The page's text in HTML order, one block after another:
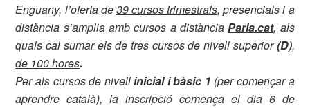
Enguany, l’oferta de39 cursos trimestrals, presencials i a
distància s’amplia amb cursos a distànciaParla.cat, als
quals cal sumar els de tres cursos de nivell superior(D),
de 100 hores.
Per als cursos de nivellinicial i bàsic 1 (per començar a
aprendre català), la inscripció comença el dia 6 de